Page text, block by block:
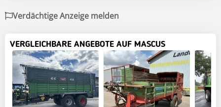
Verdächtige Anzeige melden
VERGLEICHBARE ANGEBOTE AUF MASCUS